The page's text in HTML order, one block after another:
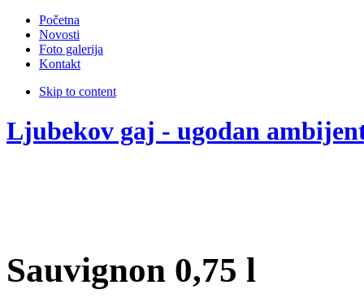
Početna
Novosti
Foto galerija
Kontakt
Skip to content
Ljubekov gaj - ugodan
Sauvignon 0,75 l